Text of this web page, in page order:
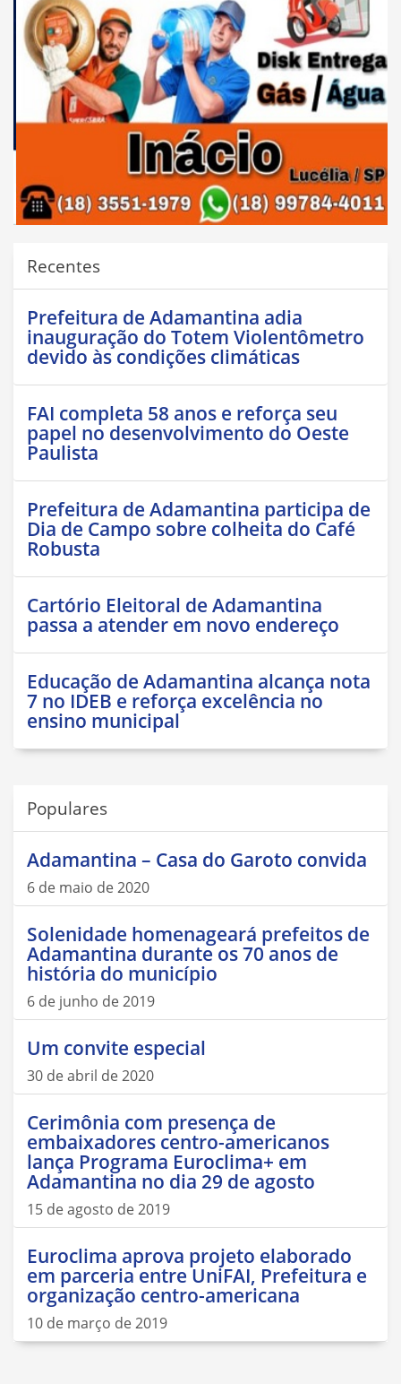
Recentes
Prefeitura de Adamantina adia
inauguração do Totem Violentômetro
devido às condições climáticas
FAI completa 58 anos e reforça seu
papel no desenvolvimento do Oeste
Paulista
Prefeitura de Adamantina participa de
Dia de Campo sobre colheita do Café
Robusta
Cartório Eleitoral de Adamantina
passa a atender em novo endereço
Educação de Adamantina alcança nota
7 no IDEB e reforça excelência no
ensino municipal
Populares
Adamantina – Casa do Garoto convida
6 de maio de 2020
Solenidade homenageará prefeitos de
Adamantina durante os 70 anos de
história do município
6 de junho de 2019
Um convite especial
30 de abril de 2020
Cerimônia com presença de
embaixadores centro-americanos
lança Programa Euroclima+ em
Adamantina no dia 29 de agosto
15 de agosto de 2019
Euroclima aprova projeto elaborado
em parceria entre UniFAI, Prefeitura e
organização centro-americana
10 de março de 2019